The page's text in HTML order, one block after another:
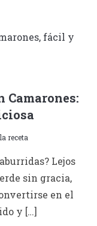
Camarones:
receta
Lejos
sin gracia,
en el
y […]